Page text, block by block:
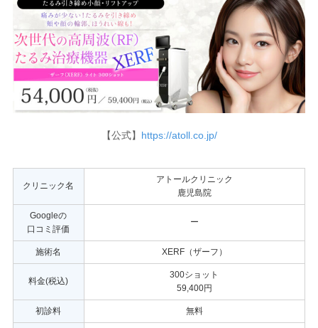
【公式】 https://atoll.co.jp/
クリニック名
アトールクリニック
鹿児島院
Googleの
口コミ評価
ー
施術名 XERF（ザーフ）
料金(税込)
300ショット
59,400円
初診料 無料